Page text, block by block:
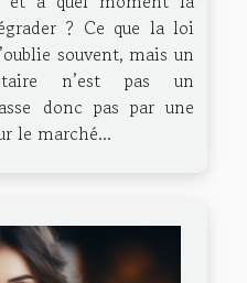
? Ce que la loi
souvent, mais un
n’est pas un
donc pas par une
le marché...